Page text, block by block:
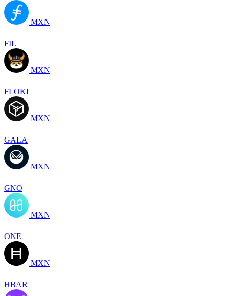
MXN
FIL
MXN
FLOKI
MXN
GALA
MXN
GNO
MXN
ONE
MXN
HBAR